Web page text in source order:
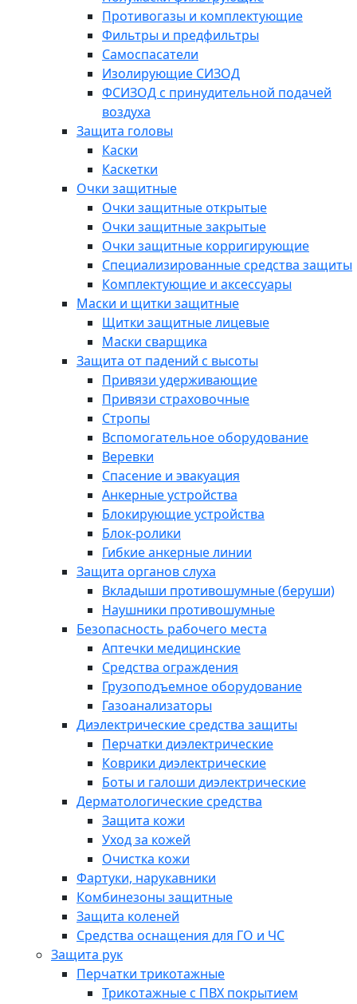
Противогазы и комплектующие
Фильтры и предфильтры
Самоспасатели
Изолирующие СИЗОД
ФСИЗОД с принудительной подачей
воздуха
Защита головы
Каски
Каскетки
Очки защитные
Очки защитные открытые
Очки защитные закрытые
Очки защитные корригирующие
Специализированные средства защиты
Комплектующие и аксессуары
Маски и щитки защитные
Щитки защитные лицевые
Маски сварщика
Защита от падений с высоты
Привязи удерживающие
Привязи страховочные
Стропы
Вспомогательное оборудование
Веревки
Спасение и эвакуация
Анкерные устройства
Блокирующие устройства
Блок-ролики
Гибкие анкерные линии
Защита органов слуха
Вкладыши противошумные (беруши)
Наушники противошумные
Безопасность рабочего места
Аптечки медицинские
Средства ограждения
Грузоподъемное оборудование
Газоанализаторы
Диэлектрические средства защиты
Перчатки диэлектрические
Коврики диэлектрические
Боты и галоши диэлектрические
Дерматологические средства
Защита кожи
Уход за кожей
Очистка кожи
Фартуки, нарукавники
Комбинезоны защитные
Защита коленей
Средства оснащения для ГО и ЧС
Защита рук
Перчатки трикотажные
Трикотажные с ПВХ покрытием